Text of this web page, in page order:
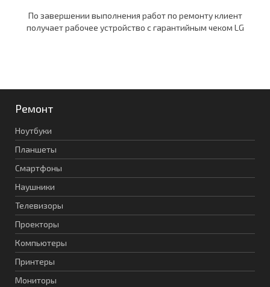
По завершении выполнения работ по ремонту клиент
получает рабочее устройство c гарантийным чеком LG
Ремонт
Ноутбуки
Планшеты
Смартфоны
Наушники
Телевизоры
Проекторы
Компьютеры
Принтеры
Мониторы